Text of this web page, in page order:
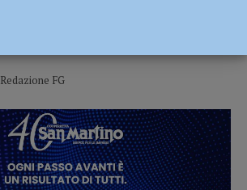
Redazione FG